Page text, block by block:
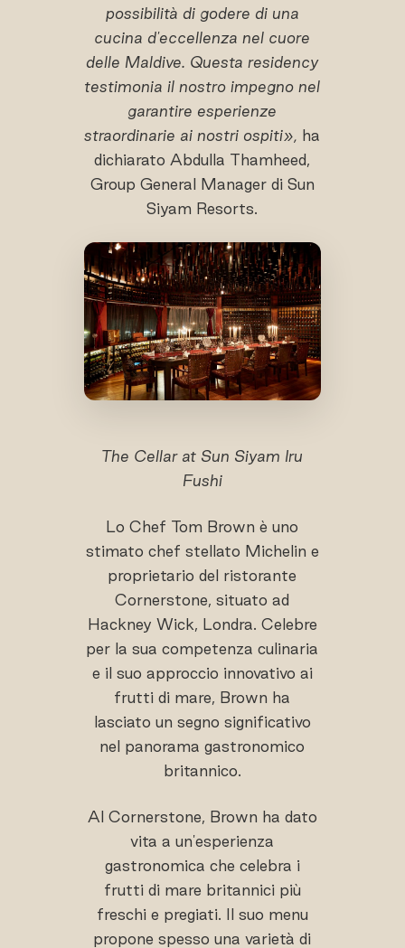
possibilità di godere di una
cucina d'eccellenza nel cuore
delle Maldive. Questa residency
testimonia il nostro impegno nel
garantire esperienze
straordinarie ai nostri ospiti», ha
dichiarato Abdulla Thamheed,
Group General Manager di Sun
Siyam Resorts.
The Cellar at Sun Siyam Iru
Fushi
Lo Chef Tom Brown è uno
stimato chef stellato Michelin e
proprietario del ristorante
Cornerstone, situato ad
Hackney Wick, Londra. Celebre
per la sua competenza culinaria
e il suo approccio innovativo ai
frutti di mare, Brown ha
lasciato un segno significativo
nel panorama gastronomico
britannico.
Al Cornerstone, Brown ha dato
vita a un'esperienza
gastronomica che celebra i
frutti di mare britannici più
freschi e pregiati. Il suo menu
propone spesso una varietà di